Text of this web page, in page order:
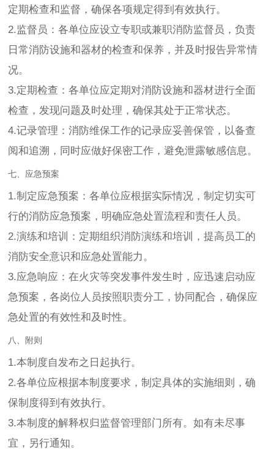
定期检查和监督，确保各项规定得到有效执行。
2.监督员：各单位应设立专职或兼职消防监督员，负责
日常消防设施和器材的检查和保养，并及时报告异常情
况。
3.定期检查：各单位应定期对消防设施和器材进行全面
检查，发现问题及时处理，确保其处于正常状态。
4.记录管理：消防维保工作的记录应妥善保管，以备查
阅和追溯，同时应做好保密工作，避免泄露敏感信息。
七、应急预案
1.制定应急预案：各单位应根据实际情况，制定切实可
行的消防应急预案，明确应急处置流程和责任人员。
2.演练和培训：定期组织消防演练和培训，提高员工的
消防安全意识和应急处置能力。
3.应急响应：在火灾等突发事件发生时，应迅速启动应
急预案，各岗位人员按照职责分工，协同配合，确保应
急处置的有效性和及时性。
八、附则
1.本制度自发布之日起执行。
2.各单位应根据本制度要求，制定具体的实施细则，确
保制度得到有效执行。
3.本制度的解释权归监督管理部门所有。如有未尽事
宜，另行通知。